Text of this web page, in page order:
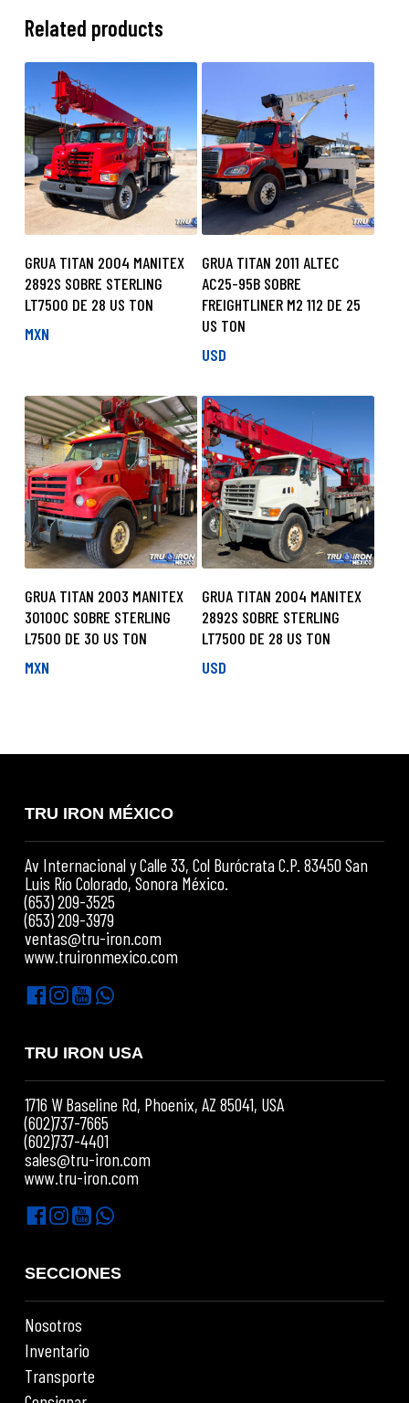
Related products
GRUA TITAN 2004 MANITEX
2892S SOBRE STERLING
LT7500 DE 28 US TON
MXN
GRUA TITAN 2011 ALTEC
AC25-95B SOBRE
FREIGHTLINER M2 112 DE 25
US TON
USD
GRUA TITAN 2003 MANITEX
30100C SOBRE STERLING
L7500 DE 30 US TON
MXN
GRUA TITAN 2004 MANITEX
2892S SOBRE STERLING
LT7500 DE 28 US TON
USD
TRU IRON MÉXICO
Av Internacional y Calle 33, Col Burócrata C.P. 83450 San
Luis Río Colorado, Sonora México.
(653) 209-3525
(653) 209-3979
ventas@tru-iron.com
www.truironmexico.com
TRU IRON USA
1716 W Baseline Rd, Phoenix, AZ 85041, USA
(602)737-7665
(602)737-4401
sales@tru-iron.com
www.tru-iron.com
SECCIONES
Nosotros
Inventario
Transporte